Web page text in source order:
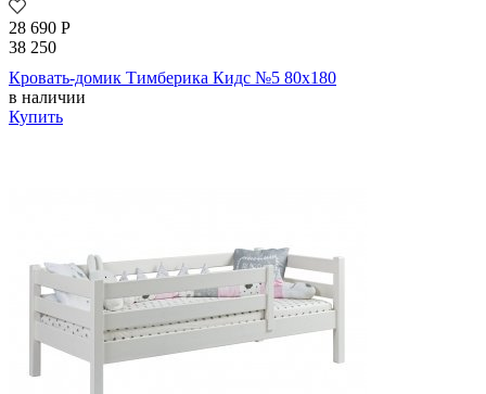
28 690 Р
38 250
Кровать-домик Тимберика Кидс №5 80х180
в наличии
Купить